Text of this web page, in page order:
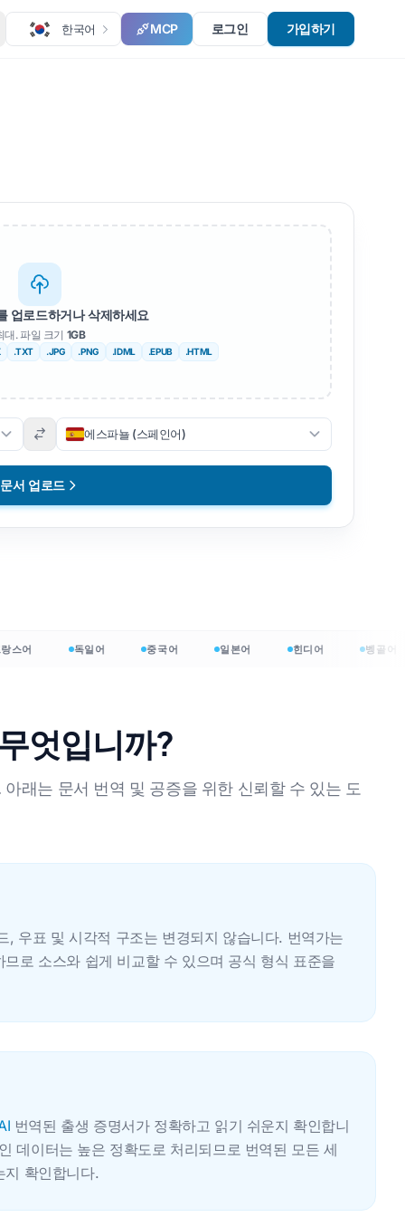
시작하세요
한국어 MCP 로그인 가입하기
업로드하거나 삭제하세요
대. 파일 크기 1GB
.TXT .JPG .PNG .IDML .EPUB .HTML
에스파뇰 (스페인어)
문서 업로드
독일어 중국어 일본어 힌디어 벵골어
엇입니까?
래는 문서 번역 및 공증을 위한 신뢰할 수 있는 도
, 우표 및 시각적 구조는 변경되지 않습니다. 번역가는
로 소스와 쉽게 비교할 수 있으며 공식 형식 표준을
번역된 출생 증명서가 정확하고 읽기 쉬운지 확인합니
데이터는 높은 정확도로 처리되므로 번역된 모든 세
지 확인합니다.